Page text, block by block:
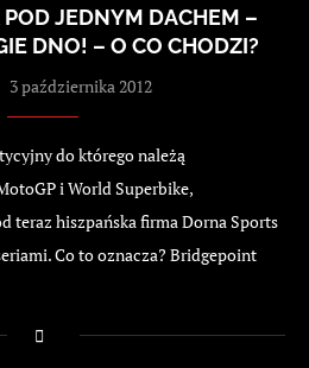
JEDNYM DACHEM –
DNO! – O CO CHODZI?
3 października 2012
do którego należą
i World Superbike,
teraz hiszpańska firma Dorna Sports
Co to oznacza? Bridgepoint